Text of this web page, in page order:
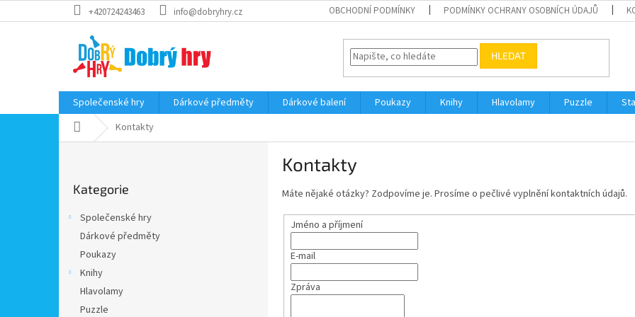
na
+420724243463 info@dobryhry.cz OBCHODNÍ PODMÍNKY PODMÍNKY OCHRANY OSOBNÍCH ÚDAJŮ
HLEDAT
Společenské hry Dárkové předměty Dárkové balení Poukazy Knihy Hlavolamy Puzzle
Domů Kontakty
kategorie
Kategorie
Společenské hry
Dárkové předměty
Poukazy
Knihy
Hlavolamy
Puzzle
Kontakty
Máte nějaké otázky? Zodpovíme je. Prosíme o pečlivé vyplnění kontaktních údajů.
Jméno a příjmení
E-mail
Zpráva